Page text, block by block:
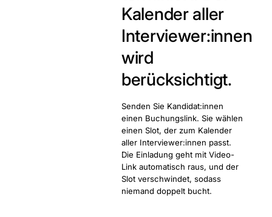
Kalender aller
Interviewer:innen
wird
berücksichtigt.
Senden Sie Kandidat:innen
einen Buchungslink. Sie wählen
einen Slot, der zum Kalender
aller Interviewer:innen passt.
Die Einladung geht mit Video-
Link automatisch raus, und der
Slot verschwindet, sodass
niemand doppelt bucht.